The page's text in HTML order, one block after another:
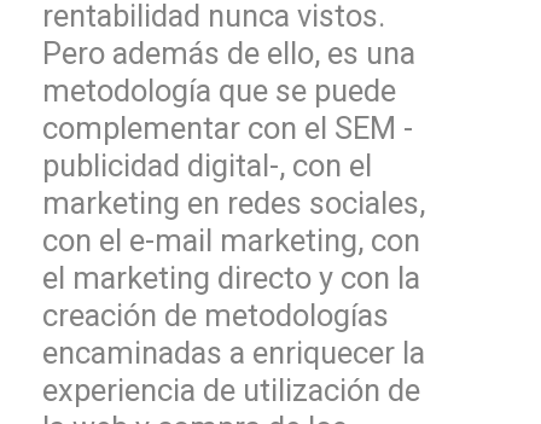
rentabilidad nunca vistos.
Pero además de ello, es una
metodología que se puede
complementar con el SEM -
publicidad digital-, con el
marketing en redes sociales,
con el e-mail marketing, con
el marketing directo y con la
creación de metodologías
encaminadas a enriquecer la
experiencia de utilización de